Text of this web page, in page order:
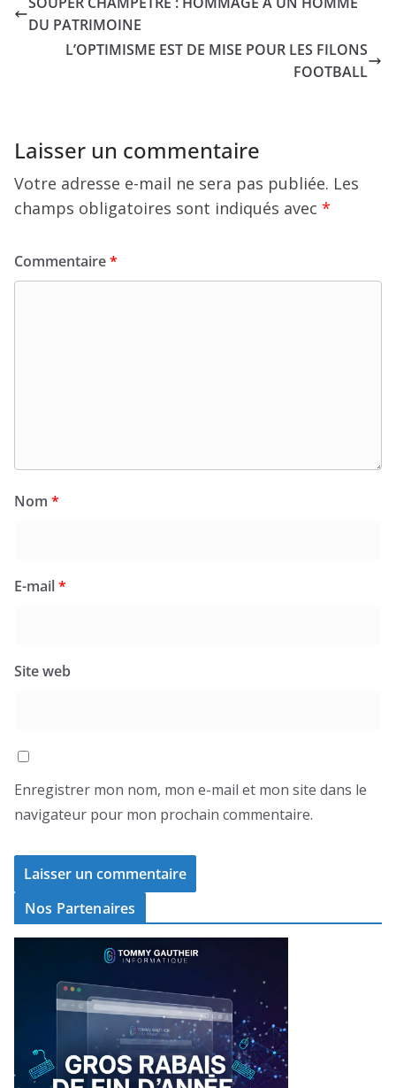
DU PATRIMOINE
L’OPTIMISME EST DE MISE POUR LES FILONS
FOOTBALL
Laisser un commentaire
Votre adresse e-mail ne sera pas publiée. Les
champs obligatoires sont indiqués avec *
Commentaire*
Nom *
E-mail*
Site web
Enregistrer mon nom, mon e-mail et mon site dans le
navigateur pour mon prochain commentaire.
Nos Partenaires